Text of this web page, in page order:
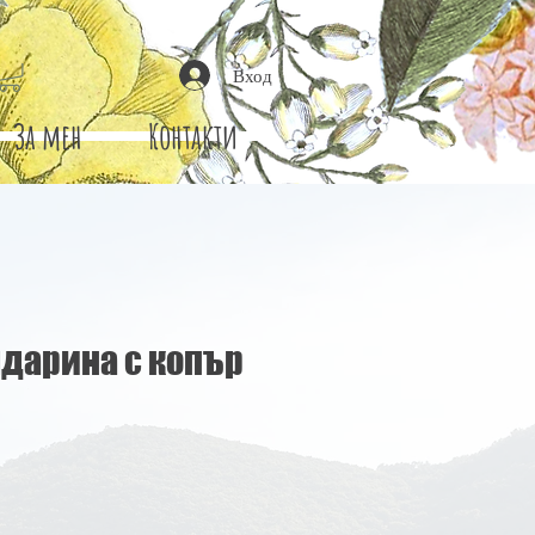
За мен Контакти
Вход
с копър